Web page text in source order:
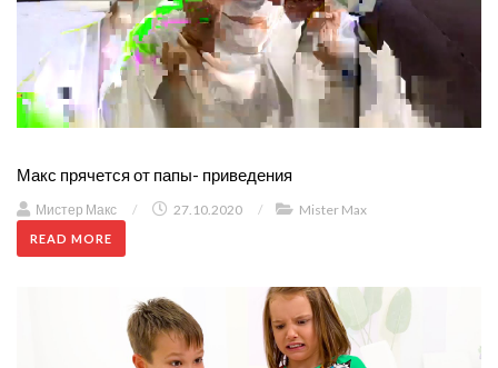
Макс прячется от папы- приведения
Мистер Макс / 27.10.2020 / Mister Max
READ MORE